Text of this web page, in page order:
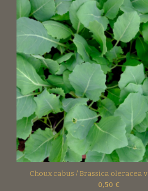
Choux cabus / Brassica oleracea
0,50 €